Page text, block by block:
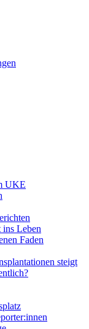
UKE
ins Leben
Faden
steigt